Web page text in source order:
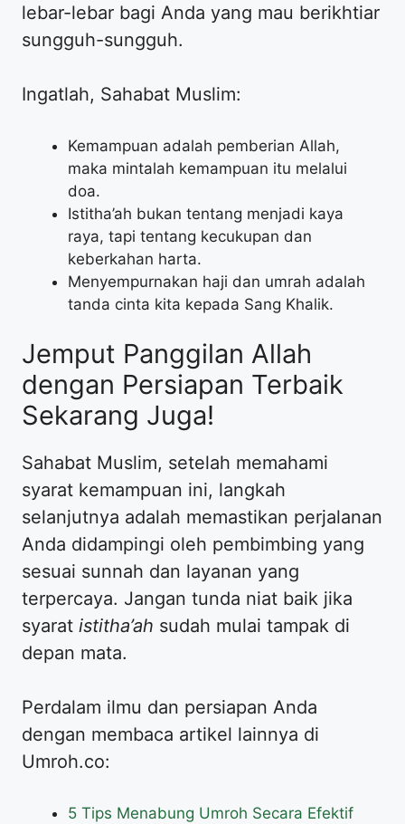
lebar-lebar bagi Anda yang mau berikhtiar
sungguh-sungguh.
Ingatlah, Sahabat Muslim:
Kemampuan adalah pemberian Allah,
maka mintalah kemampuan itu melalui
doa.
Istitha’ah bukan tentang menjadi kaya
raya, tapi tentang kecukupan dan
keberkahan harta.
Menyempurnakan haji dan umrah adalah
tanda cinta kita kepada Sang Khalik.
Jemput Panggilan Allah
dengan Persiapan Terbaik
Sekarang Juga!
Sahabat Muslim, setelah memahami
syarat kemampuan ini, langkah
selanjutnya adalah memastikan perjalanan
Anda didampingi oleh pembimbing yang
sesuai sunnah dan layanan yang
terpercaya. Jangan tunda niat baik jika
syarat istitha’ah sudah mulai tampak di
depan mata.
Perdalam ilmu dan persiapan Anda
dengan membaca artikel lainnya di
Umroh.co:
5 Tips Menabung Umroh Secara Efektif